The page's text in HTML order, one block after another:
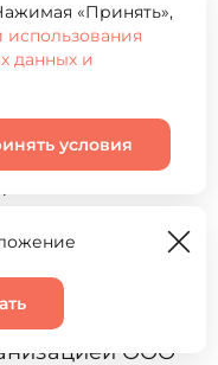
пол; адрес
адрес
документ,
Запись
в
просьбе
ООО
«Принять»,
данных и
условия